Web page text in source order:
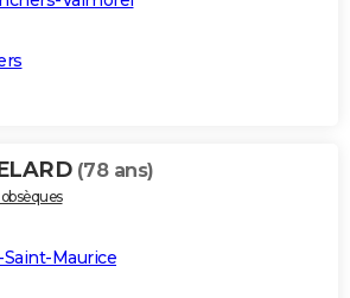
(78 ans)
Saint-Maurice